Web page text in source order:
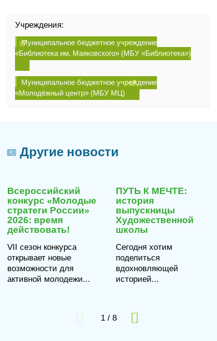
Учреждения:
Муниципальное бюджетное учреждение
«Библиотека им. Маяковского» (МБУ «Библиотека»)
Муниципальное бюджетное учреждение
«Молодёжный центр» (МБУ МЦ)
Другие новости
Всероссийский
конкурс «Молодые
стратеги России»
2026: время
действовать!
VII сезон конкурса
открывает новые
возможности для
активной молодежи...
ПУТЬ К МЕЧТЕ:
история
выпускницы
Художественной
школы
Сегодня хотим
поделиться
вдохновляющей
историей...
1/ 8